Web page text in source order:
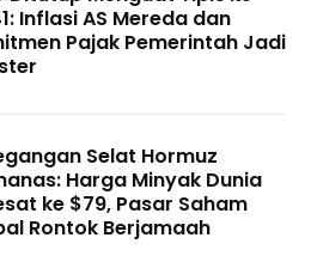
Inflasi AS Mereda dan
Pajak Pemerintah Jadi
Selat Hormuz
Harga Minyak Dunia
ke $79, Pasar Saham
Rontok Berjamaah